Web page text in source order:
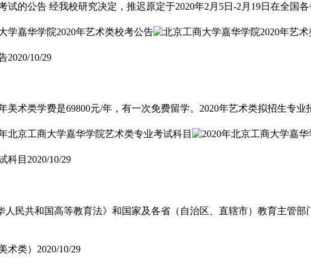
的公告 经我校研究决定，推迟原定于2020年2月5日-2月19日在全国
2020/10/29
术类学费是69800元/年，有一次免费留学。2020年艺术类拟招生专
科目 2020/10/29
民共和国高等教育法》和国家及各省（自治区、直辖市）教育主管
术类） 2020/10/29